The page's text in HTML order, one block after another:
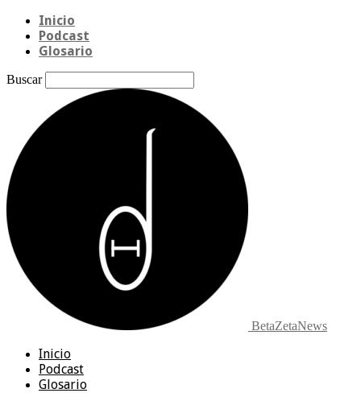
Inicio
Podcast
Glosario
Buscar
BetaZetaNews
Inicio
Podcast
Glosario